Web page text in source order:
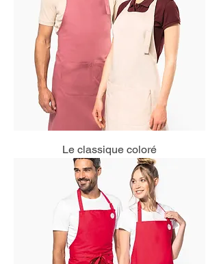
Le classique coloré